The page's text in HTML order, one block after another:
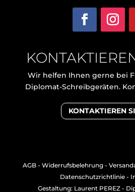
Wir helfen Ihnen gerne bei
Diplomat-Schreibgeräten.
KONTAKTIEREN
AGB- Widerrufsbelehrung-
Datenschutzrichtlinie -
Gestaltung: Laurent PEREZ-